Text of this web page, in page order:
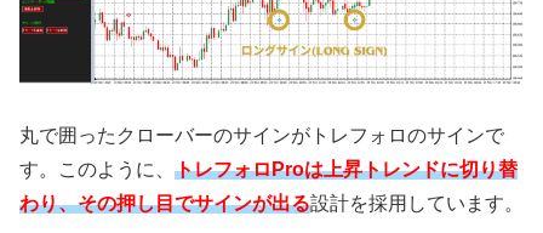
丸で囲ったクローバーのサインがトレフォロのサインで
す。このように、 トレフォロProは上昇トレンドに切り替
わり、その押し目でサインが出る設計を採用しています。